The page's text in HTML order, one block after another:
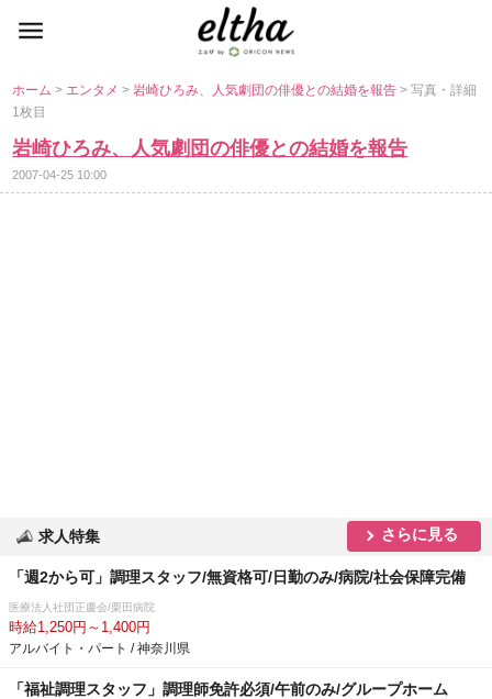
ホーム> エンタメ>崎ひろみ、人気劇団の俳優との結婚を報告> 写真・詳細
1枚目
崎ひろみ、人気劇団の俳優との結婚を報告
2007-04-25 10:00
求人特集 さらに見る
「週2から可」調理スタッフ/無資格可/日勤のみ/病院/社会保障完備
医療法人社団正慶会/栗田病院
時給1,250円～1,400円
アルバイト・パート / 神奈川県
「福祉調理スタッフ」調理師免許必須/午前のみ/グループホーム